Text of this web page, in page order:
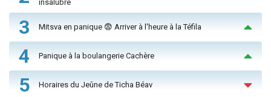
insalubre
3 Mitsva en panique 😨 Arriver à l'heure à la Téfila
4 Panique à la boulangerie Cachère
5 Horaires du Jeûne de Ticha Béav